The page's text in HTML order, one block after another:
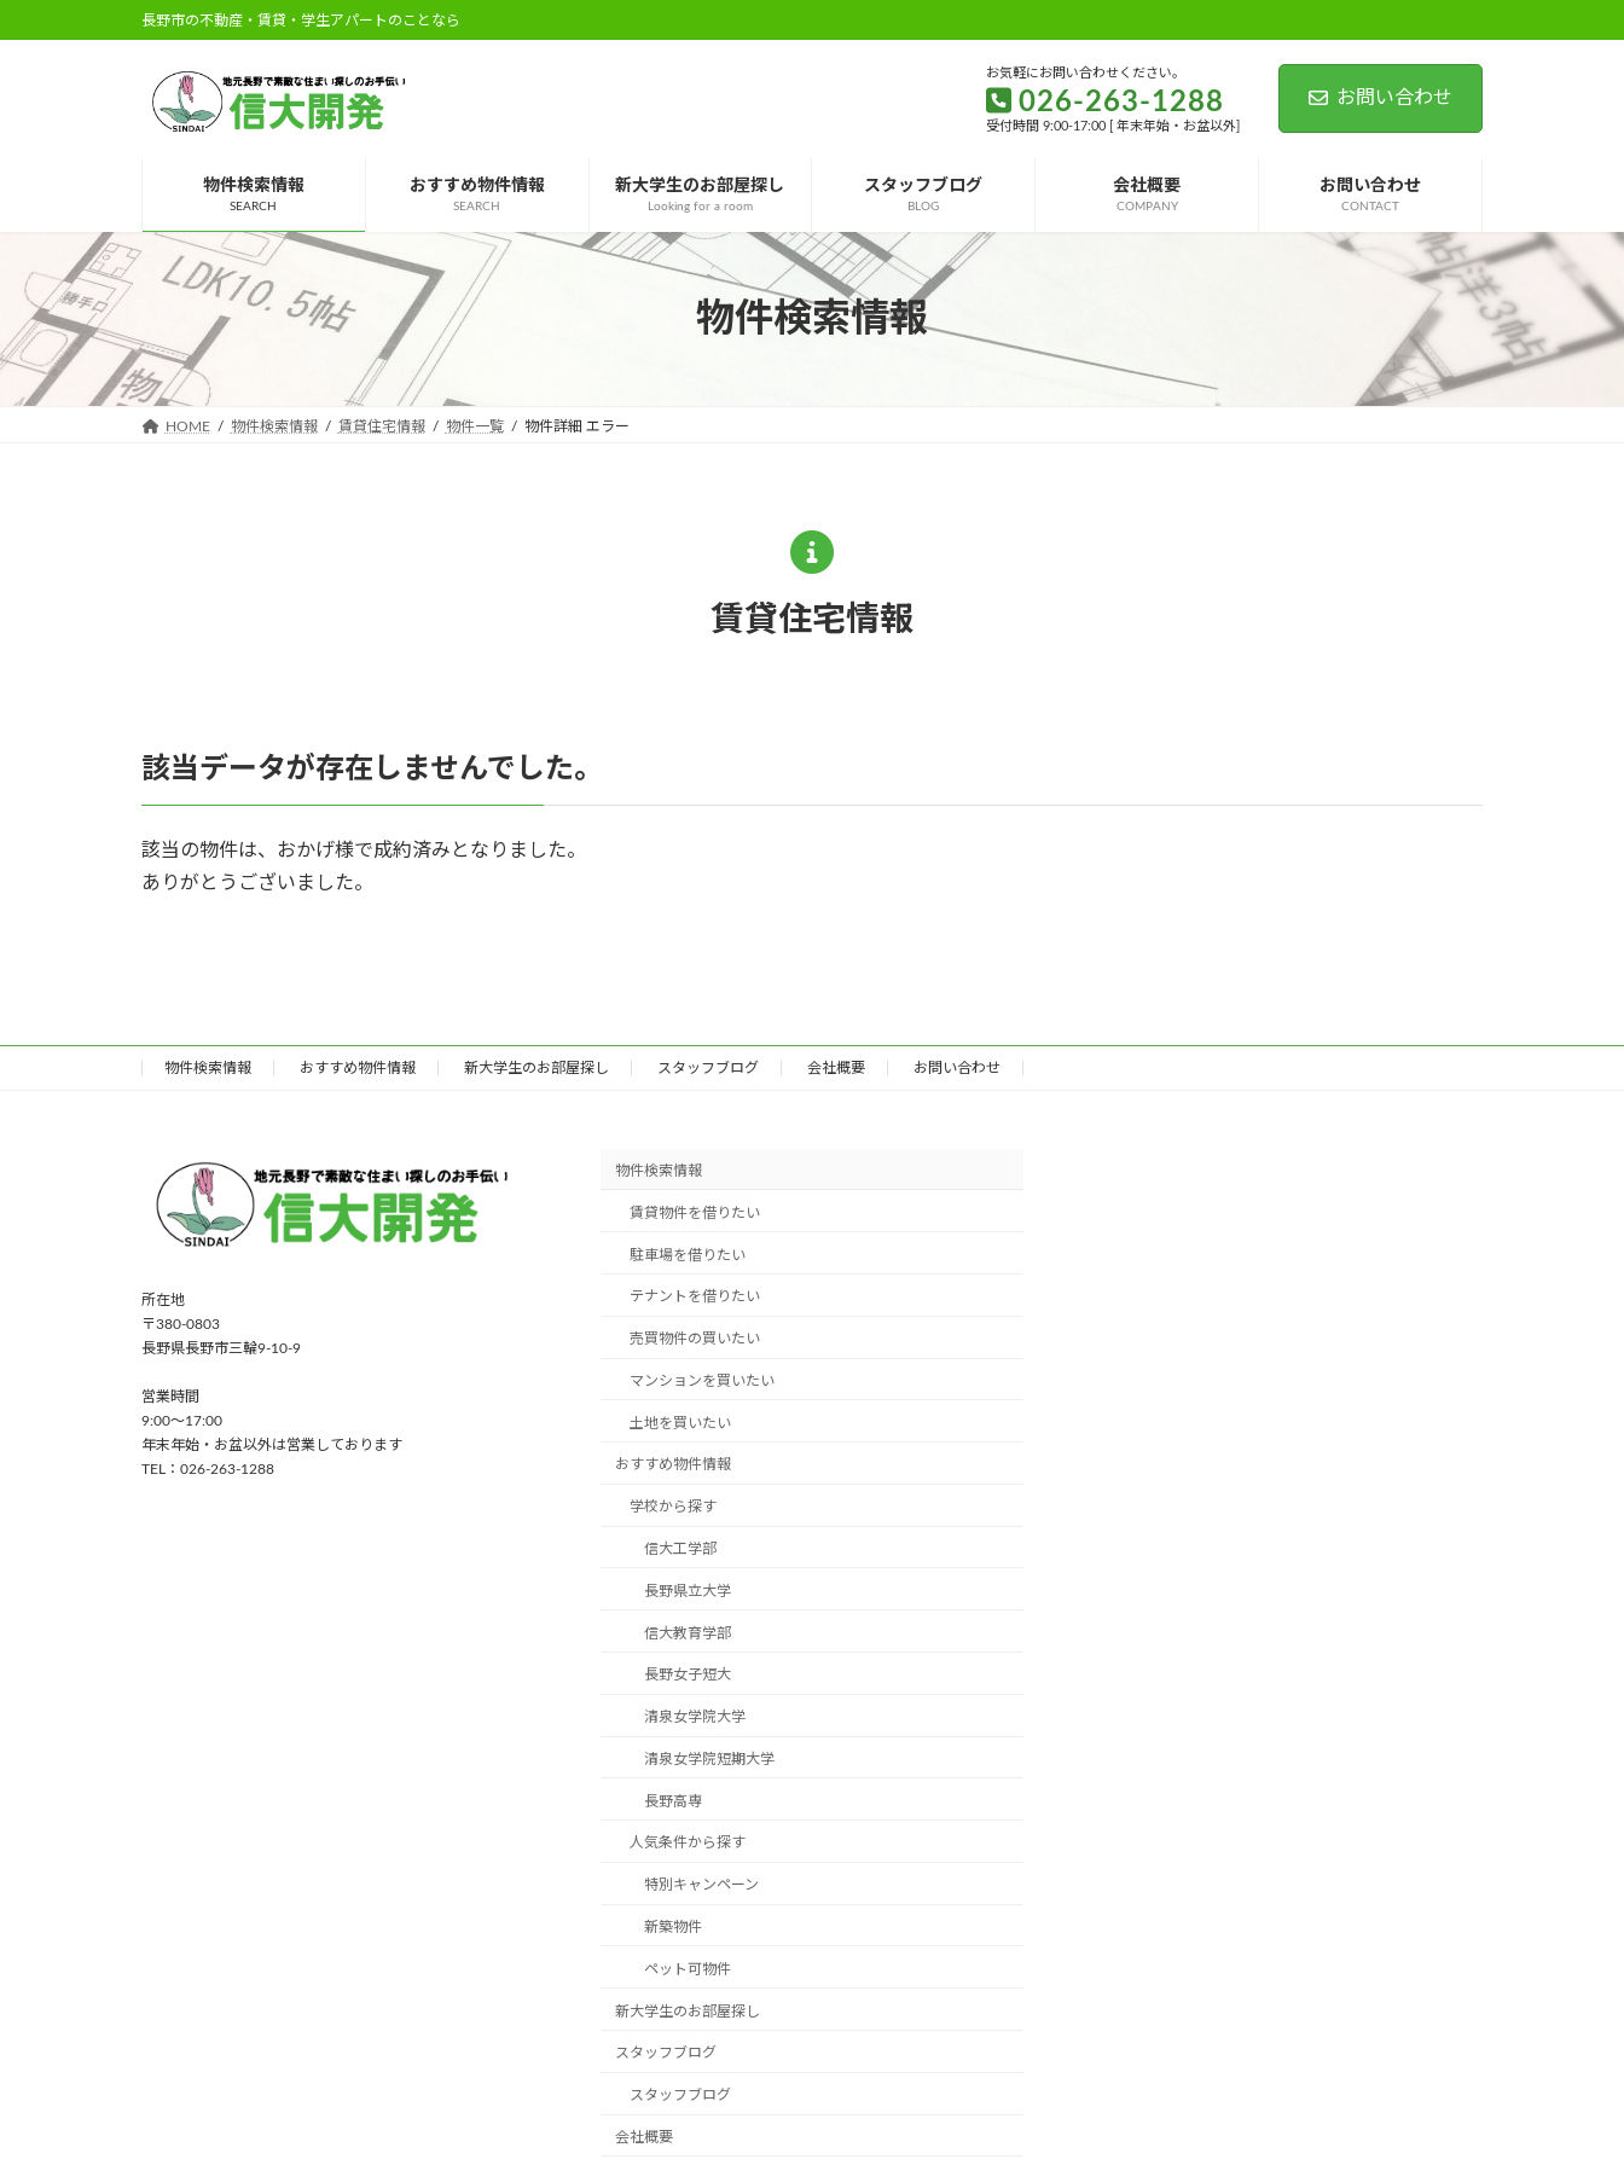
ン
ビ
長野市の不動産・賃貸・学生アパートのことなら
お気軽にお問い合わせください。
026-263-1288
受付時間 9:00-17:00 [ 年末年始・お盆以外]
お問い合わせ
物件検索情報
SEARCH
おすすめ物件情報
SEARCH
新大学生のお部屋探し
Looking for a room
スタッフブログ
BLOG
会社概要
COMPANY
お問い合わせ
CONTACT
物件検索情報
HOME 物件検索情報 賃貸住宅情報 物件一覧 物件詳細 エラー
賃貸住宅情報
該当データが存在しませんでした。
該当の物件は、おかげ様で成約済みとなりました。
ありがとうございました。
物件検索情報 おすすめ物件情報 新大学生のお部屋探し スタッフブログ 会社概要 お問い合わせ
所在地
〒380-0803
長野県長野市三輪9-10-9
営業時間
9:00〜17:00
年末年始・お盆以外は営業しております
TEL：026-263-1288
物件検索情報
賃貸物件を借りたい
駐車場を借りたい
テナントを借りたい
売買物件の買いたい
マンションを買いたい
土地を買いたい
おすすめ物件情報
学校から探す
信大工学部
長野県立大学
信大教育学部
長野女子短大
清泉女学院大学
清泉女学院短期大学
長野高専
人気条件から探す
特別キャンペーン
新築物件
ペット可物件
新大学生のお部屋探し
スタッフブログ
スタッフブログ
会社概要